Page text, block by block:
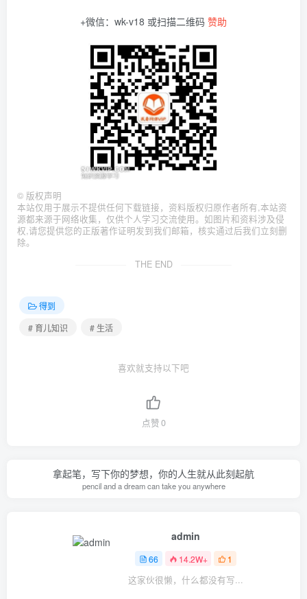
+微信：wk-v18 或扫描二维码 赞助
© 版权声明
本站仅用于展示不提供任何下载链接，资料版权归原作者所有,本站资
源都来源于网络收集，仅供个人学习交流使用。如图片和资料涉及侵
权,请您提供您的正版著作证明发到我们邮箱，核实通过后我们立刻删
除。
THE END
得到
# 育儿知识
# 生活
喜欢就支持以下吧
点赞0
拿起笔，写下你的梦想，你的人生就从此刻起航
pencil and a dream can take you anywhere
admin
66 14.2W+ 1
这家伙很懒，什么都没有写...